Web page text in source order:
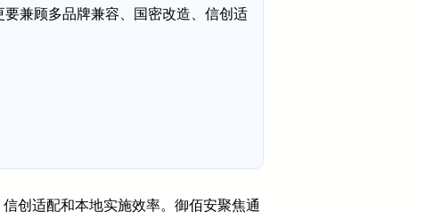
兼顾多品牌兼容、国密改造、信创适
创适配和本地实施效率。御佰安聚焦通